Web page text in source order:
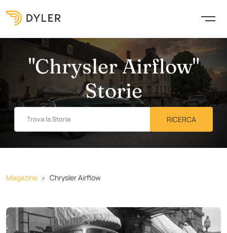
"Chrysler Airflow"
Storie
Magazine Chrysler Airflow